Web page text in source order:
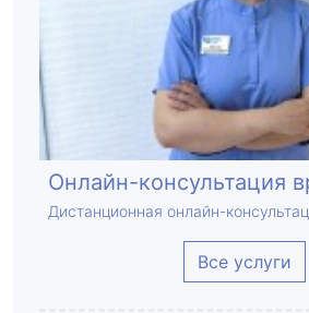
Онлайн-консультация
Дистанционная онлайн-
Все услуги